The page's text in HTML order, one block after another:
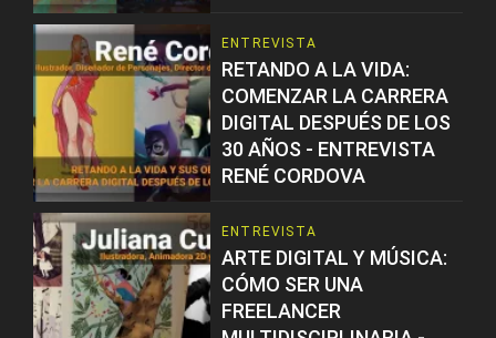
ENTREVISTA
RETANDO A LA VIDA:
COMENZAR LA CARRERA
DIGITAL DESPUÉS DE LOS
30 AÑOS - ENTREVISTA
RENÉ CORDOVA
ENTREVISTA
ARTE DIGITAL Y MÚSICA:
CÓMO SER UNA
FREELANCER